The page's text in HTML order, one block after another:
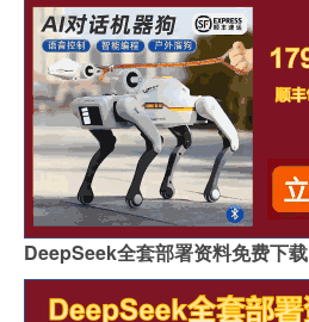
DeepSeek全套部署资料免费下载